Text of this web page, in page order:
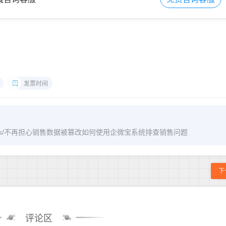
发票时间
再担心销售数据被篡改如何使用企微宝系统排查销售问题
评论区